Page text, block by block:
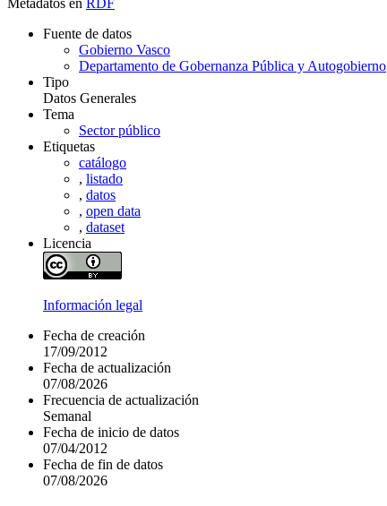
Metadatos en RDF
Fuente de datos
Gobierno Vasco
Departamento de Gobernanza Pública y Autogobierno
Tipo
Datos Generales
Tema
Sector público
Etiquetas
catálogo
, listado
, datos
, open data
, dataset
Licencia
Información legal
Fecha de creación
17/09/2012
Fecha de actualización
07/08/2026
Frecuencia de actualización
Semanal
Fecha de inicio de datos
07/04/2012
Fecha de fin de datos
07/08/2026